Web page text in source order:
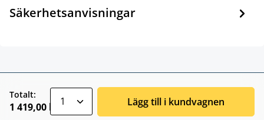
Säkerhetsanvisningar
Totalt:
1 419,00 kr Lägg till i kundvagnen